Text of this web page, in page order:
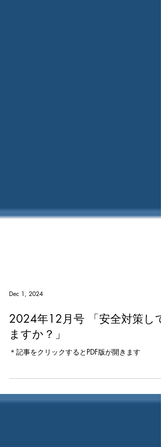
Dec 1, 2024
2024年12月号 「安全対策して
ますか？」